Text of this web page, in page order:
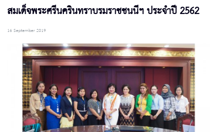
สมเด็จพระศรีนครินทราบรมราชชนนีฯ ประจำปี 2562
16 September 2019